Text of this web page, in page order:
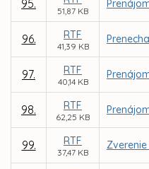
95.
51,87 KB
96. RTF
41,39 KB
97. RTF
40,14 KB
98. RTF
62,25 KB
99. RTF
37,47 KB